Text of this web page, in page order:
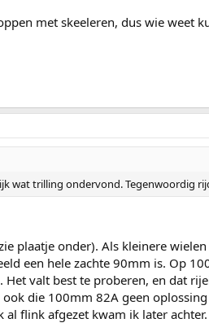
met skeeleren, dus wie weet
wat trilling ondervond. Tegenwoordig
plaatje onder). Als kleinere
een hele zachte 90mm is. Op
valt best te proberen, en dat
die 100mm 82A geen
flink afgezet kwam ik later achter.